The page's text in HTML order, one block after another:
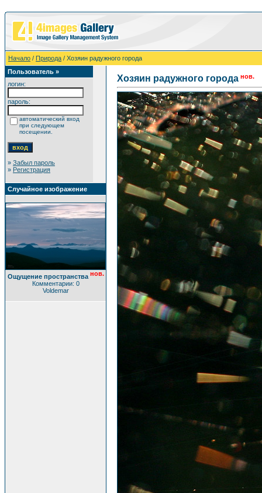
Начало / Природа / Хозяин радужного города
Пользователь »
логин:
пароль:
автоматический вход
при следующем
посещении.
» Забыл пароль
» Регистрация
Случайное изображение
Ощущение пространства нов.
Комментарии: 0
Voldemar
Хозяин радужного города нов.